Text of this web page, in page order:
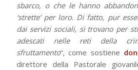
sbarco, o che le hanno
‘strette’ per loro. Di fatto, pur
dai servizi sociali, si trovano per
adescati nelle reti della
sfruttamento“, come sostiene
direttore della Pastorale